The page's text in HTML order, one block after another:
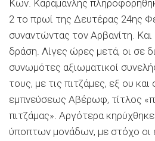
Κων. Καραμανλής
2 το πρωί της Δευτέρας 24ης
συναντώντας τον Αρβανίτη.
δράση. Λίγες ώρες μετά, οι σε
συνωμότες αξιωματικοί
τους, με τις πιτζάμες, εξ ου και
εμπνεύσεως Αβέρωφ, τίτλος
πιτζάμας». Αργότερα
ύποπτων μονάδων, με στόχο οι